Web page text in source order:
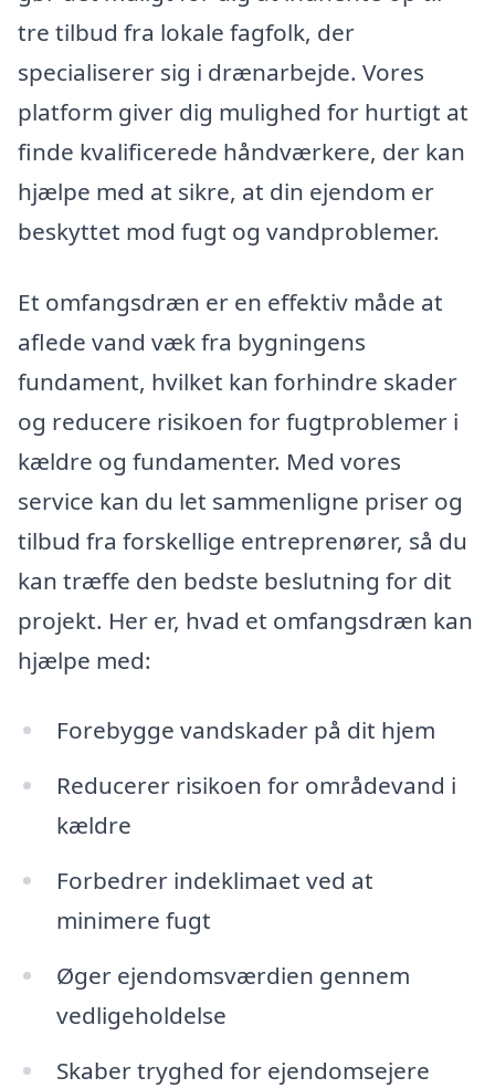
tre tilbud fra lokale fagfolk, der
specialiserer sig i drænarbejde. Vores
platform giver dig mulighed for hurtigt at
finde kvalificerede håndværkere, der kan
hjælpe med at sikre, at din ejendom er
beskyttet mod fugt og vandproblemer.
Et omfangsdræn er en effektiv måde at
aflede vand væk fra bygningens
fundament, hvilket kan forhindre skader
og reducere risikoen for fugtproblemer i
kældre og fundamenter. Med vores
service kan du let sammenligne priser og
tilbud fra forskellige entreprenører, så du
kan træffe den bedste beslutning for dit
projekt. Her er, hvad et omfangsdræn kan
hjælpe med:
Forebygge vandskader på dit hjem
Reducerer risikoen for områdevand i
kældre
Forbedrer indeklimaet ved at
minimere fugt
Øger ejendomsværdien gennem
vedligeholdelse
Skaber tryghed for ejendomsejere